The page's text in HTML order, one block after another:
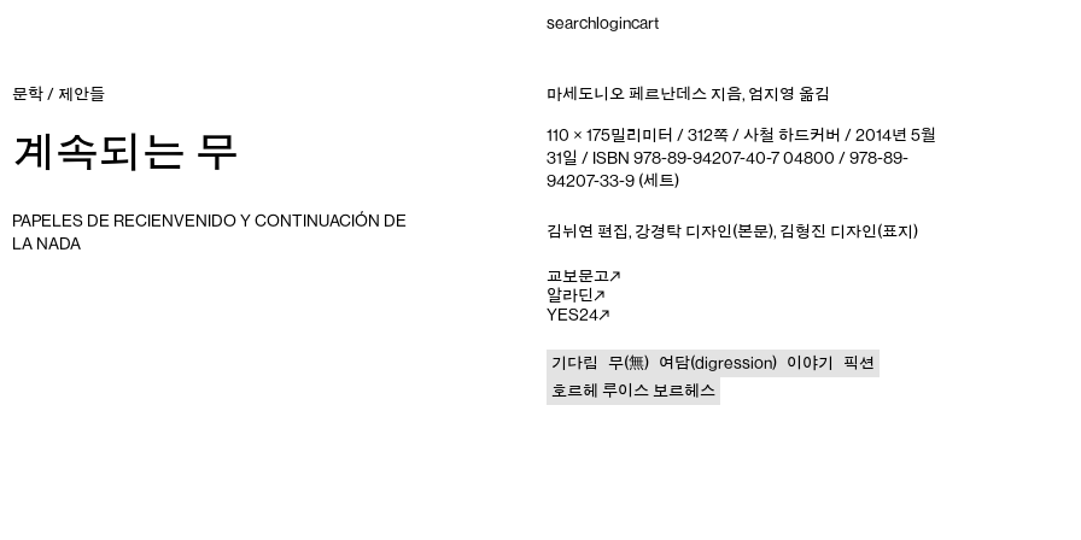
searchlogincart
문학 / 제안들
계속되는 무
PAPELES DE RECIENVENIDO Y CONTINUACIÓN DE
LA NADA
마세도니오 페르난데스지음, 엄지영 옮김
110 × 175밀리미터 / 312쪽 / 사철 하드커버 / 2014년 5월
31일 / ISBN 978-89-94207-40-7 04800 / 978-89-
94207-33-9 (세트)
김뉘연 편집 강경탁디자인(본문), 김형진 디자인(표지)
교보문고
알라딘
YES24
기다림 무(無) 여담(digression) 이야기
픽션
호르헤 루이스 보르헤스